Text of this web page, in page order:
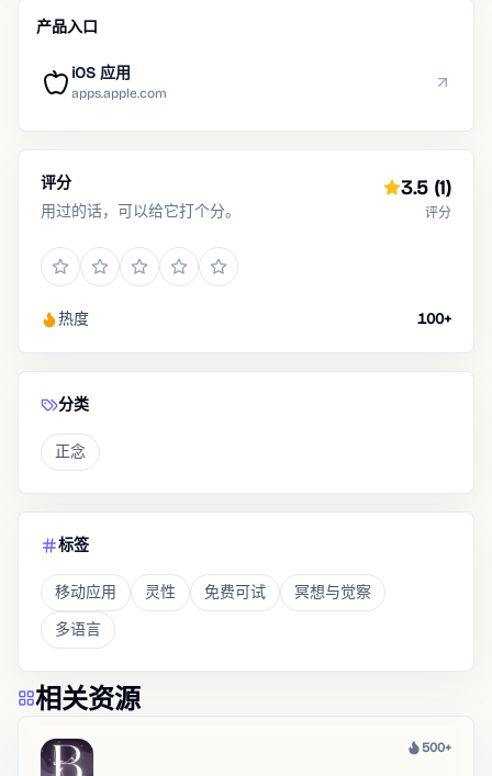
产品入口
iOS 应用
apps.apple.com
评分
用过的话，可以给它打个分。
3.5 (1)
评分
热度 100+
分类
正念
标签
移动应用 灵性 免费可试
冥想与觉察
多语言
相关资源
热度
500+